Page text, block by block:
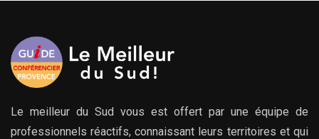
Le meilleur du Sud vous est offert par une équipe de
professionnels réactifs, connaissant leurs territoires et qui